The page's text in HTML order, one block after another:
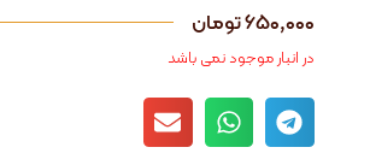
۶۵۰,۰۰۰تومان
در انبار موجود نمی باشد